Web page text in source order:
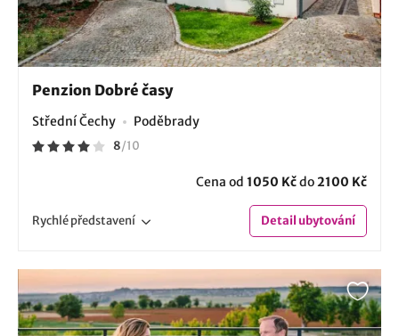
Penzion Dobré časy
Střední Čechy Poděbrady
8/10
Cena od 1050 Kčdo2100 Kč
Rychlépředstavení Detailubytování